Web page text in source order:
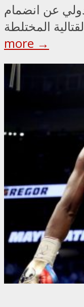
عن انضمام
more →